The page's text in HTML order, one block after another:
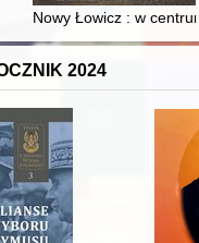
finansowy i towarzyski
Nowy Łowicz : w
2024